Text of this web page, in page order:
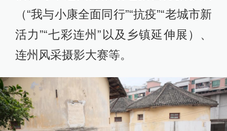
（“我与小康全面同行”“抗疫”“老城市新
活力”“七彩连州”以及乡镇延伸展）、
连州风采摄影大赛等。